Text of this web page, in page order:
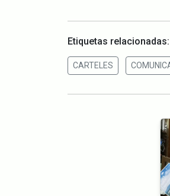
Etiquetas relacionadas:
CARTELES